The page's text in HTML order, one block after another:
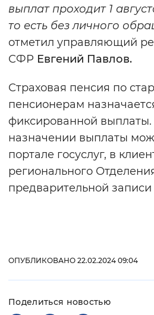
выплат проходит 1
то есть без личного
отметил управляющий
СФР Евгений Павлов.
Страховая пенсия по
пенсионерам
фиксированной
назначении выплаты
портале госуслуг, в
регионального
предварительной
ОПУБЛИКОВАНО 22.02.2024 09:04
Поделиться новостью